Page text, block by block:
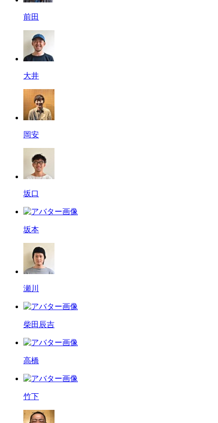
前田
大井
岡安
坂口
坂本
瀬川
柴田辰吉
高橋
竹下